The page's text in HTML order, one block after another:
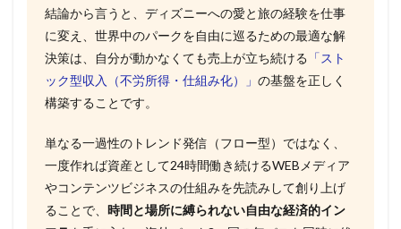
結論から言うと、ディズニーへの愛と旅の経験を仕事
に変え、世界中のパークを自由に巡るための最適な解
決策は、自分が動かなくても売上が立ち続ける 「スト
ック型収入（不労所得・仕組み化）」 の基盤を正しく
構築することです。
単なる一過性のトレンド発信（フロー型）ではなく、
一度作れば資産として24時間働き続けるWEBメディア
やコンテンツビジネスの仕組みを先読みして創り上げ
ることで、 時間と場所に縛られない自由な経済的イン